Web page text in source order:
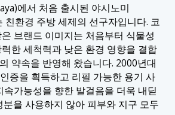
에서 처음 출시된 야시노미
친환경 주방 세제의 선구자입니다. 코
브랜드 이미지는 처음부터 식물성
한 세척력과 낮은 환경 영향을 결합
약속을 반영해 왔습니다. 2000년대
증을 획득하고 리필 가능한 용기 사
속가능성을 향한 발걸음을 더욱 내딛
분을 사용하지 않아 피부와 지구 모두